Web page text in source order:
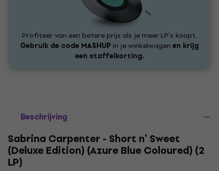
Profiteer van een betere prijs als je meer LP's koopt.
Gebruik de code MASHUP in je winkelwagen en krijg
een staffelkorting.
Beschrijving
Sabrina Carpenter - Short n' Sweet
(Deluxe Edition) (Azure Blue Coloured) (2
LP)